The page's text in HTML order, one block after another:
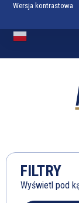
Wersja kontrastowa
FILTRY
Wyświetl pod